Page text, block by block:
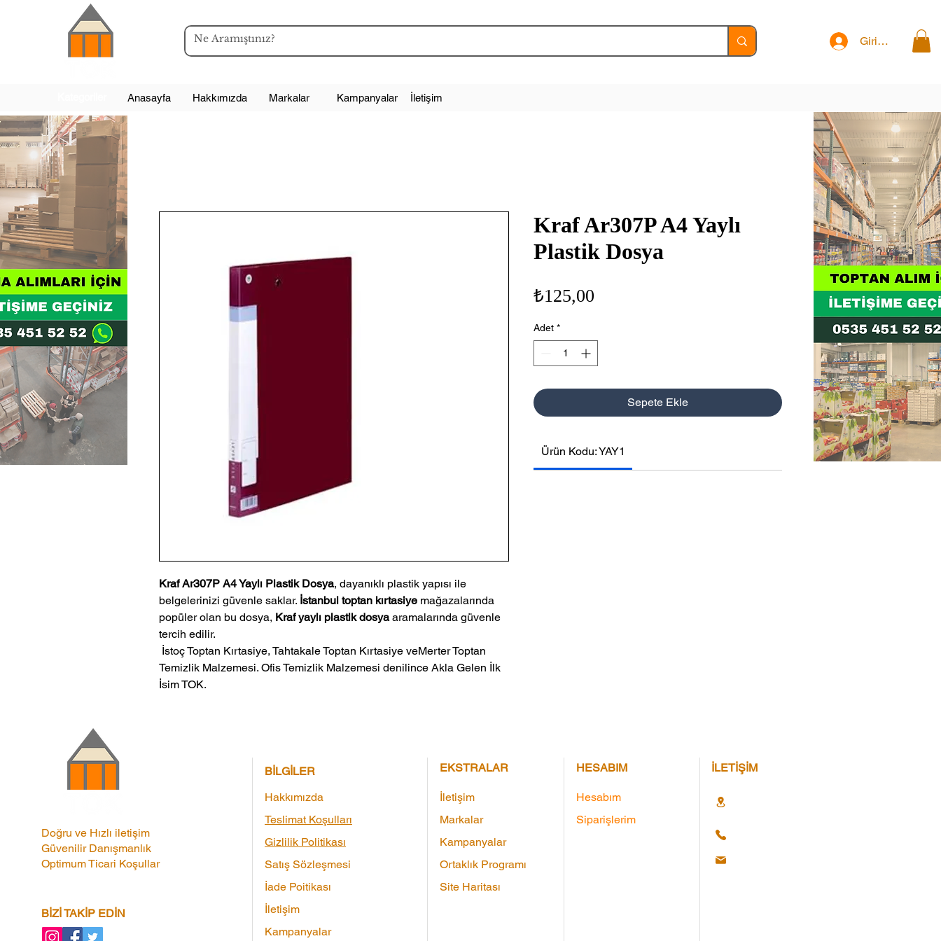
Giriş Yap
Anasayfa Hakkımızda Markalar Kampanyalar İletişim
Kraf Ar307P A4 Yaylı Plastik Dosya, dayanıklı plastik yapısı ile
belgelerinizi güvenle saklar. İstanbul toptan kırtasiye mağazalarında
popüler olan bu dosya, Kraf yaylı plastik dosyaaramalarında güvenle
tercih edilir.
Temizlik Malzemesi. Ofis Temizlik Malzemesi denilince Akla Gelen İlk
İsim TOK.
Kraf Ar307P A4 Yaylı
Plastik Dosya
₺125,00
Adet *
Sepete Ekle
Ürün Kodu: YAY1
Doğru ve Hızlı iletişim
Güvenilir Danışmanlık
Optimum Ticari Koşullar
BİZİ TAKİP EDİN
BİLGİLER
Hakkımızda
Teslimat Koşulları
Gizlilik Politikası
Satış Sözleşmesi
İade Poitikası
İletişim
Kampanyalar
EKSTRALAR
İletişim
Markalar
Kampanyalar
Ortaklık Programı
Site Haritası
HESABIM
Hesabım
Siparişlerim
İLETİŞİM